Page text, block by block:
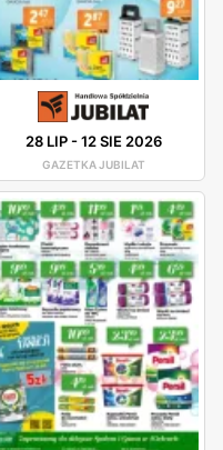
28 LIP-12 SIE 2026
GAZETKA JUBILAT